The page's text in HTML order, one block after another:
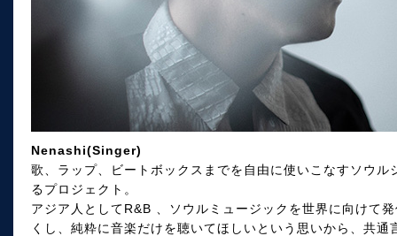
Nenashi(Singer)
歌、ラップ、ビートボックスまでを自由に使いこなすソウ
るプロジェクト。
アジア人としてR&B 、ソウルミュージックを世界に向けて
くし、純粋に音楽だけを聴いてほしいという思いから、共